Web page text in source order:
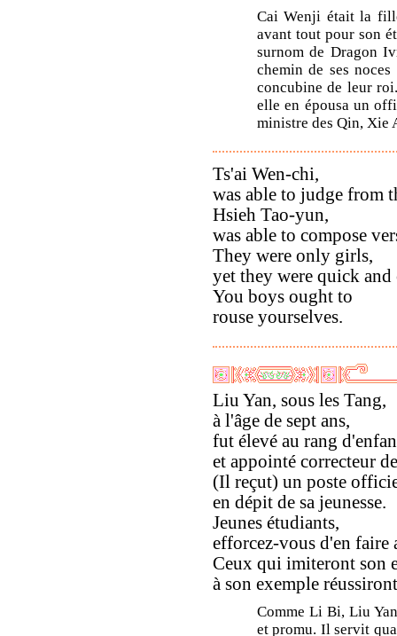
Cai Wenji était la
avant tout pour son
surnom de Dragon
chemin de ses
concubine de leur
elle en épousa un
ministre des Qin, Xie
Ts'ai Wen-chi,
was able to judge from
Hsieh Tao-yun,
was able to compose
They were only girls,
yet they were quick and
You boys ought to
rouse yourselves.
Liu Yan, sous les Tang,
à l'âge de sept ans,
fut élevé au rang
et appointé correcteur
(Il reçut) un poste
en dépit de sa jeunesse.
Jeunes étudiants,
efforcez-vous d'en faire
Ceux qui imiteront son
à son exemple
Comme Li Bi, Liu
et promu. Il servit